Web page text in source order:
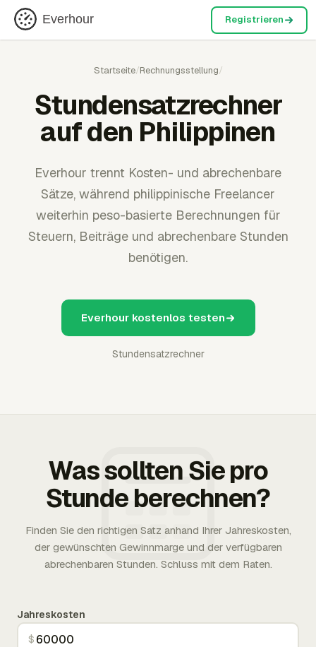
Everhour Registrieren
Startseite/Rechnungsstellung/
Stundensatzrechner
auf den Philippinen
Everhour trennt Kosten- und abrechenbare
Sätze, während philippinische Freelancer
weiterhin peso-basierte Berechnungen für
Steuern, Beiträge und abrechenbare Stunden
benötigen.
Everhour kostenlos testen
Stundensatzrechner
Was sollten Sie pro
Stunde berechnen?
Finden Sie den richtigen Satz anhand Ihrer Jahreskosten,
der gewünschten Gewinnmarge und der verfügbaren
abrechenbaren Stunden. Schluss mit dem Raten.
Jahreskosten
$